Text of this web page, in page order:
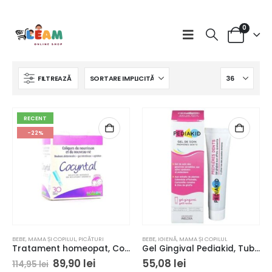
0
FILTREAZĂ
RECENT
-22%
BEBE, MAMA ȘI COPILUL, PICĂTURI
Tratament homeopat, Cocyntal, împotriva durerilor atribuite colicilor, 30 unidoze
114,95lei Prețul
89,90 leiPrețul
BEBE, IGIENĂ, MAMA ȘI COPILUL
Gel Gingival Pediakid, Tub 15 ml
55,08 lei
lei